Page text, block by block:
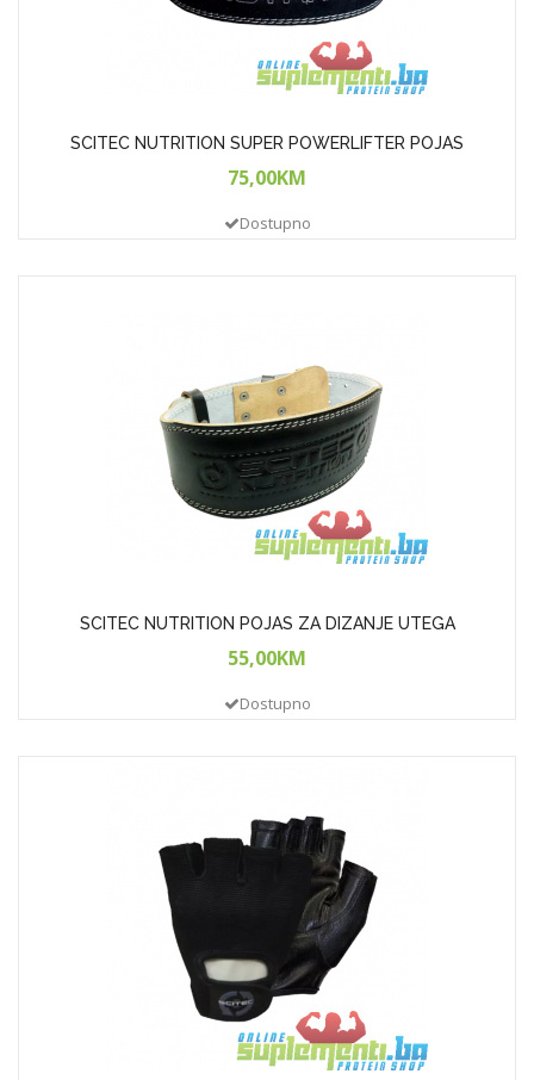
SCITEC NUTRITION SUPER POWERLIFTER POJAS
75,00KM
Dostupno
SCITEC NUTRITION POJAS ZA DIZANJE UTEGA
55,00KM
Dostupno